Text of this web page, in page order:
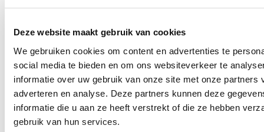
Deze website maakt gebruik van cookies
We gebruiken cookies om content en advertenties te
social media te bieden en om ons websiteverkeer te
informatie over uw gebruik van onze site met onze partners
adverteren en analyse. Deze partners kunnen deze
informatie die u aan ze heeft verstrekt of die ze hebben
gebruik van hun services.